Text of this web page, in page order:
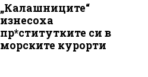
„Калашниците“
изнесоха
пр*ститутките си в
морските курорти